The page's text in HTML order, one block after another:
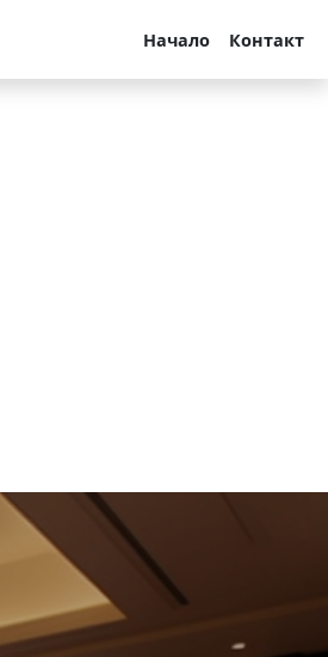
Начало Контакт